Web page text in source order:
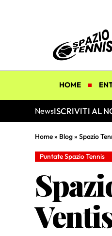
HOME
NewsISCRIVITI AL
Home» Blog» Spazio
Puntate Spazio Tennis